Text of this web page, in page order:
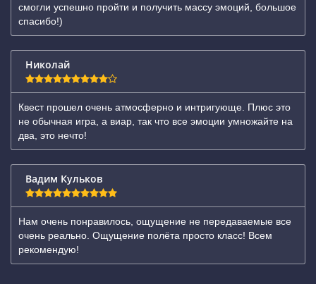
смогли успешно пройти и получить массу эмоций, большое
спасибо!)
Николай
Квест прошел очень атмосферно и интригующе. Плюс это
не обычная игра, а виар, так что все эмоции умножайте на
два, это нечто!
Вадим Кульков
Нам очень понравилось, ощущение не передаваемые все
очень реально. Ощущение полёта просто класс! Всем
рекомендую!